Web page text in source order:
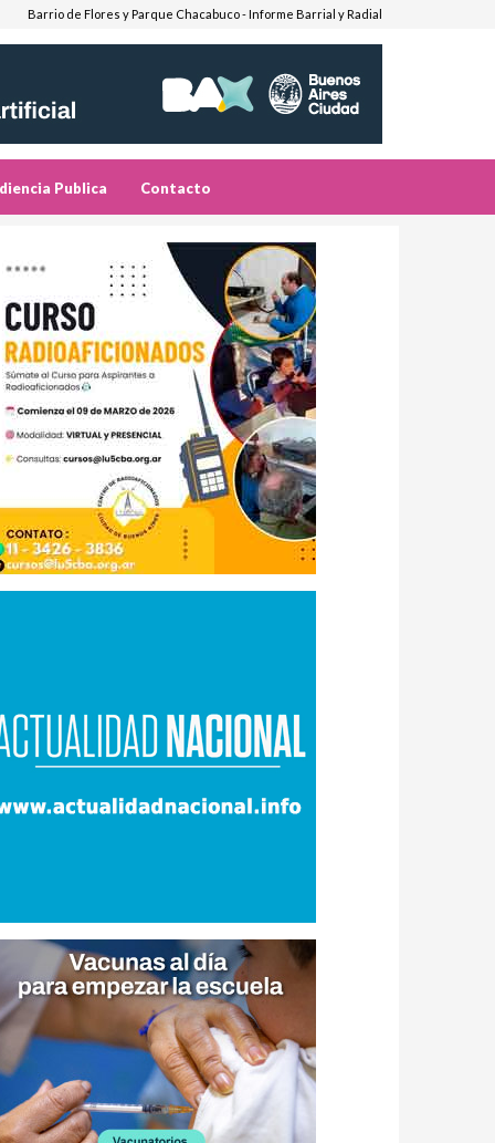
Barrio de Flores y Parque Chacabuco - Informe Barrial y Radial
Publica Contacto